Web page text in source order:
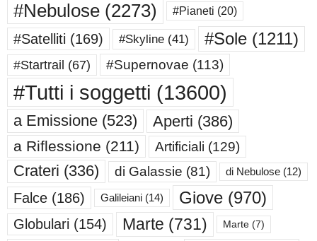
#Nebulose (2273) #Pianeti (20)
#Satelliti (169) #Skyline (41) #Sole (1211)
#Startrail (67) #Supernovae (113)
#Tutti i soggetti (13600)
a Emissione (523) Aperti (386)
a Riflessione (211) Artificiali (129)
Crateri (336) di Galassie (81) di Nebulose (12)
Falce (186) Galileiani (14) Giove (970)
Globulari (154) Marte (731) Marte (7)